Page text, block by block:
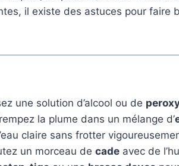
il existe des astuces pour faire
une solution d’alcool ou de
la plume dans un mélange d’
claire sans frotter
un morceau de cadeavec de